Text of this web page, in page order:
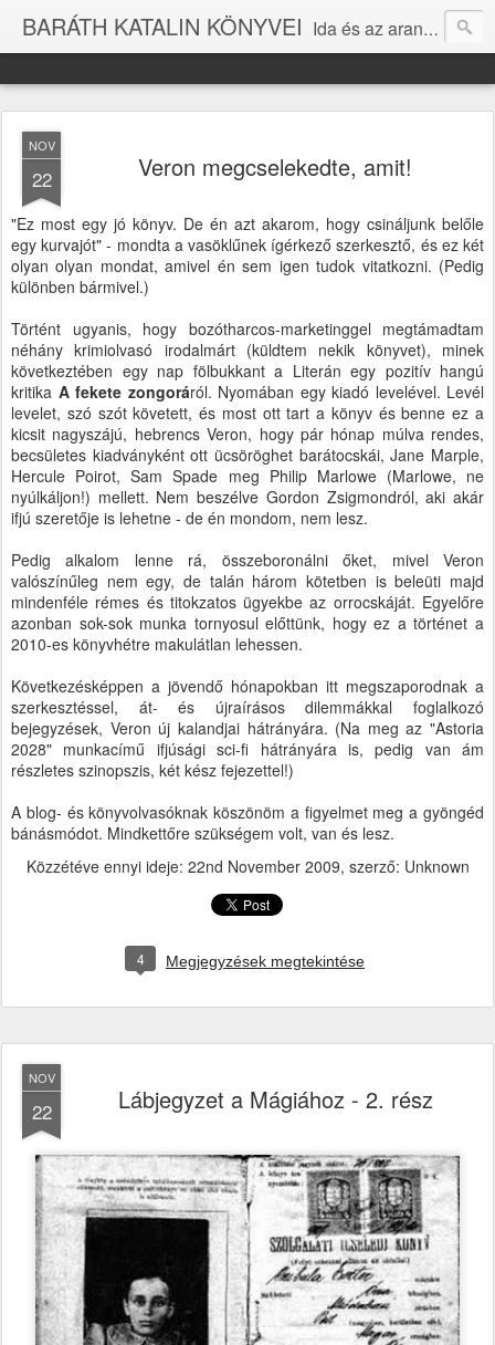
BARÁTH KATALIN KÖNYVEI Ida és az aranygyapjú (2003) A fekete zongora (2010) A türkizkék hegedű (2011) A borostyán hárfa (2012) Az arany cimbalom (2014) Arkangyal éjjel (2016) Afázia (2021) Aki gróf úr akar lenni (2023) Gőzgépek és pomponlányok (2023)
NOV
22 Veron megcselekedte, amit!
"Ez most egy jó könyv. De én azt akarom, hogy csináljunk belőle
egy kurvajót" - mondta a vasöklűnek ígérkező szerkesztő, és ez két
olyan olyan mondat, amivel én sem igen tudok vitatkozni. (Pedig
különben bármivel.)
Történt ugyanis, hogy bozótharcos-marketinggel megtámadtam
néhány krimiolvasó irodalmárt (küldtem nekik könyvet), minek
következtében egy nap fölbukkant a Literán egy pozitív hangú
kritika A fekete zongoráról. Nyomában egy kiadó levelével. Levél
levelet, szó szót követett, és most ott tart a könyv és benne ez a
kicsit nagyszájú, hebrencs Veron, hogy pár hónap múlva rendes,
becsületes kiadványként ott ücsöröghet barátocskái, Jane Marple,
Hercule Poirot, Sam Spade meg Philip Marlowe (Marlowe, ne
nyúlkáljon!) mellett. Nem beszélve Gordon Zsigmondról, aki akár
ifjú szeretője is lehetne - de én mondom, nem lesz.
Pedig alkalom lenne rá, összeboronálni őket, mivel Veron
valószínűleg nem egy, de talán három kötetben is beleüti majd
mindenféle rémes és titokzatos ügyekbe az orrocskáját. Egyelőre
azonban sok-sok munka tornyosul előttünk, hogy ez a történet a
2010-es könyvhétre makulátlan lehessen.
Következésképpen a jövendő hónapokban itt megszaporodnak a
szerkesztéssel, át- és újraírásos dilemmákkal foglalkozó
bejegyzések, Veron új kalandjai hátrányára. (Na meg az "Astoria
2028" munkacímű ifjúsági sci-fi hátrányára is, pedig van ám
részletes szinopszis, két kész fejezettel!)
A blog- és könyvolvasóknak köszönöm a figyelmet meg a gyöngéd
bánásmódot. Mindkettőre szükségem volt, van és lesz.
Közzétéve ennyi ideje: 22nd November 2009, szerző: Unknown
4 Megjegyzések megtekintése
NOV
22 Lábjegyzet a Mágiához - 2. rész